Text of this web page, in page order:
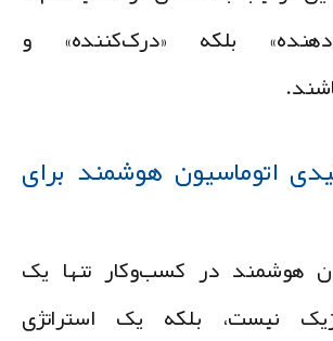
بلکه «درک‌کننده» و
اتوماسیون هوشمند برای
در کسب‌وکار تنها یک
نیست، بلکه یک استراتژی